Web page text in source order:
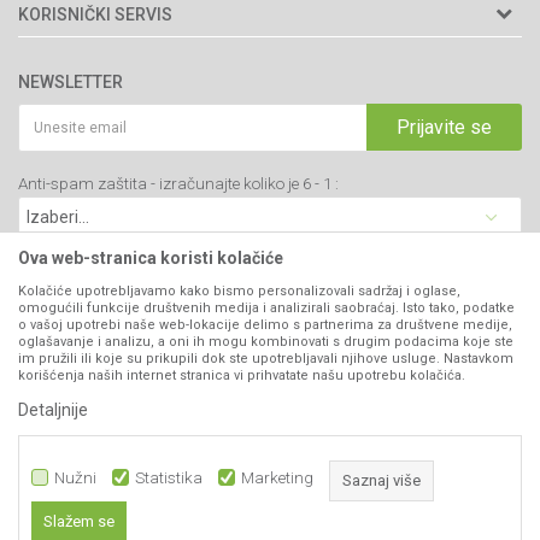
Adresa: Kraljevačkog bataljona 235/2
34000 Kragujevac, Srbija
webshop@agromarket.rs
PIB: 102135221
Matični broj: 07593252
O nama
Prodavnice
Brendovi
Katalozi
Blog
Najčešća pitanja
KORISNIČKI SERVIS
Politika privatnosti
Kako kupiti
Isporuka
Click & Collect
Načini plaćanja
Plaćanje karticama
Web kredit Raiffeisen banke
Pravo na odustajanje
Reklamacije
Zamena artikala
NEWSLETTER
Prijavite se
Anti-spam zaštita - izračunajte koliko je 6 - 1 :
VIBER I SMS NEWSLETTER
Prijavite se
PRATITE NAS
Ova web-stranica koristi kolačiće
Kolačiće upotrebljavamo kako bismo personalizovali sadržaj i oglase,
omogućili funkcije društvenih medija i analizirali saobraćaj. Isto tako, podatke
o vašoj upotrebi naše web-lokacije delimo s partnerima za društvene medije,
oglašavanje i analizu, a oni ih mogu kombinovati s drugim podacima koje ste
im pružili ili koje su prikupili dok ste upotrebljavali njihove usluge. Nastavkom
korišćenja naših internet stranica vi prihvatate našu upotrebu kolačića.
Detaljnije
Nužni Statistika Marketing Saznaj više
Slažem se